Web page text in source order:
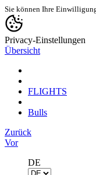
Sie können Ihre
Privacy-Einstellungen
Übersicht
FLIGHTS
Bulls
Zurück
Vor
DE